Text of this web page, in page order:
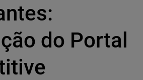
do Portal